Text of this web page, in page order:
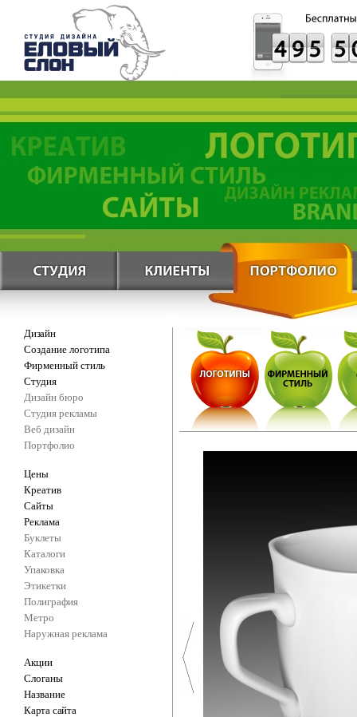
Дизайн
Создание логотипа
Фирменный стиль
Студия
Дизайн бюро
Студия рекламы
Веб дизайн
Портфолио
Цены
Креатив
Сайты
Реклама
Буклеты
Каталоги
Упаковка
Этикетки
Полиграфия
Метро
Наружная реклама
Акции
Слоганы
Название
Карта сайта